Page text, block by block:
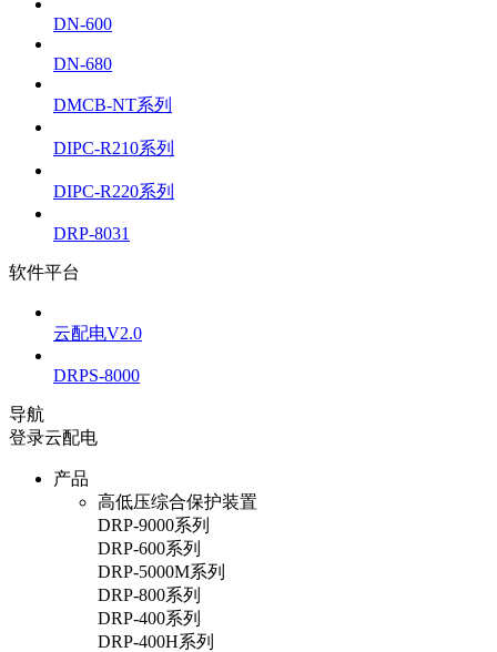
DN-600
DN-680
DMCB-NT系列
DIPC-R210系列
DIPC-R220系列
DRP-8031
软件平台
云配电V2.0
DRPS-8000
导航
登录云配电
产品
高低压综合保护装置
DRP-9000系列
DRP-600系列
DRP-5000M系列
DRP-800系列
DRP-400系列
DRP-400H系列